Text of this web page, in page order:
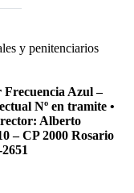
y penitenciarios
Azul –
Nº en tramite •
Alberto
– CP 2000 Rosario